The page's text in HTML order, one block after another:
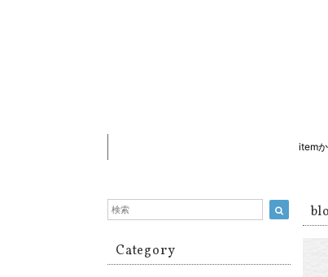
item
Category